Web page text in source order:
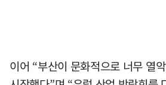
이어 “부산이 문화적으로 너무 열